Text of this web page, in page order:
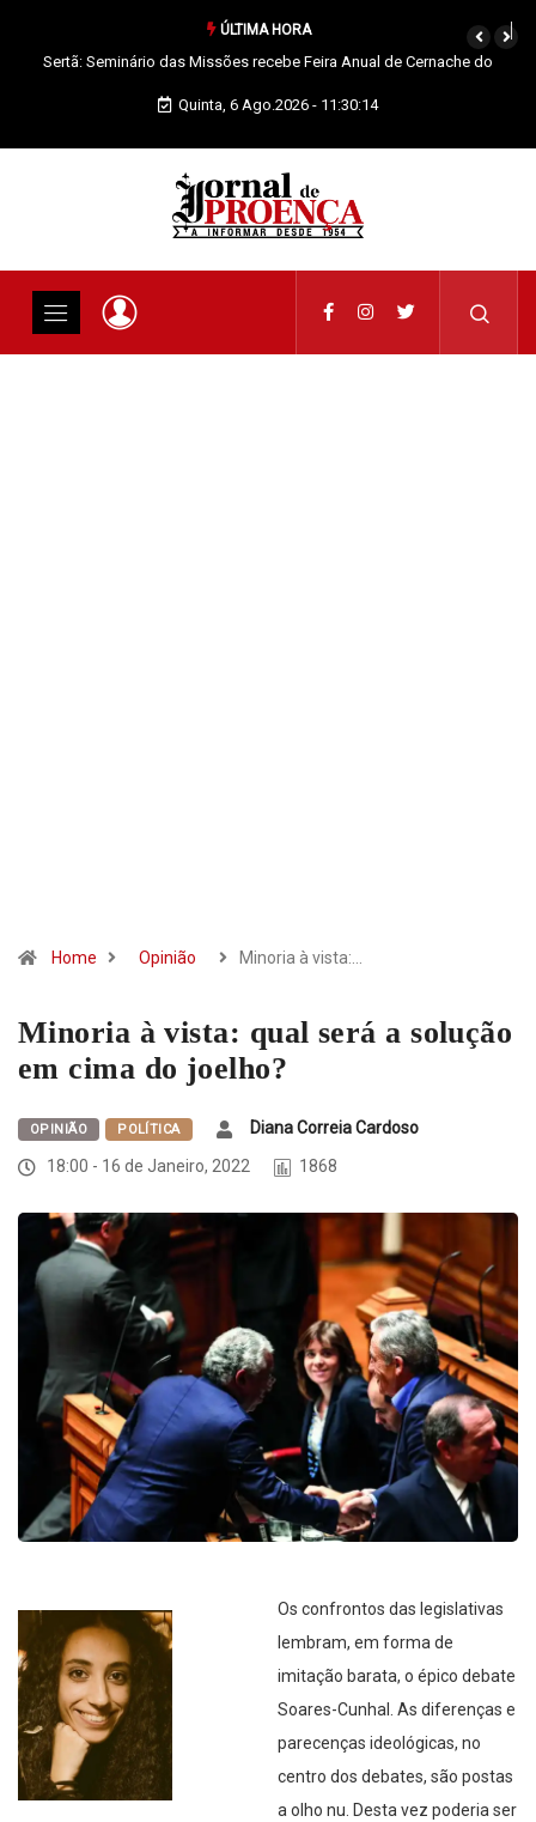
ÚLTIMA HORA
Vila de Rei: Concurso de Fotografia já tem vencedores
Quinta, 6 Ago.2026 - 11:30:15
Home Opinião Minoria à vista:…
Minoria à vista: qual será a solução
em cima do joelho?
OPINIÃO POLÍTICA
Diana Correia Cardoso
18:00 - 16 de Janeiro, 2022
1868
Os confrontos das legislativas
lembram, em forma de
imitação barata, o épico debate
Soares-Cunhal. As diferenças e
parecenças ideológicas, no
centro dos debates, são postas
a olho nu. Desta vez poderia ser